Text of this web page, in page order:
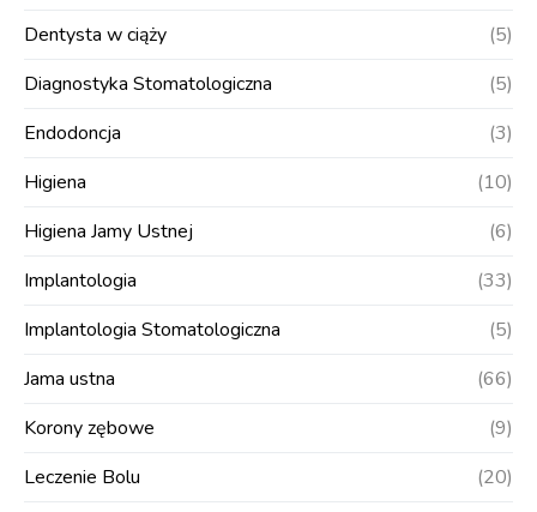
Dentysta w ciąży
(5)
Diagnostyka Stomatologiczna
(5)
Endodoncja
(3)
Higiena
(10)
Higiena Jamy Ustnej
(6)
Implantologia
(33)
Implantologia Stomatologiczna
(5)
Jama ustna
(66)
Korony zębowe
(9)
Leczenie Bolu
(20)